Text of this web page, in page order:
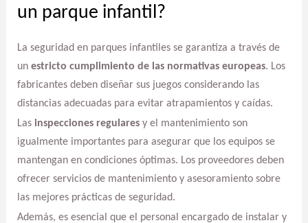
un parque infantil?
La seguridad en parques infantiles se garantiza a través de
un estricto cumplimiento de las normativas europeas. Los
fabricantes deben diseñar sus juegos considerando las
distancias adecuadas para evitar atrapamientos y caídas.
Las inspecciones regularesy el mantenimiento son
igualmente importantes para asegurar que los equipos se
mantengan en condiciones óptimas. Los proveedores deben
ofrecer servicios de mantenimiento y asesoramiento sobre
las mejores prácticas de seguridad.
Además, es esencial que el personal encargado de instalar y